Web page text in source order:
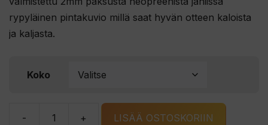
rypyläinen pintakuvio millä saat hyvän otteen kaloista
ja kaljasta.
Koko
- + LISÄÄ OSTOSKORIIN